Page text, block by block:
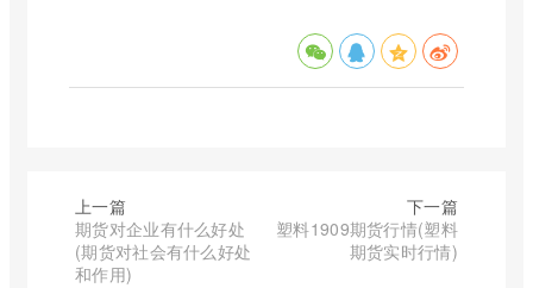
上一篇
期货对企业有什么好处
(期货对社会有什么好处
和作用)
下一篇
塑料1909期货行情(塑料
期货实时行情)